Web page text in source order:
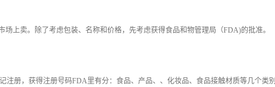
上卖。除了考虑包装、名称和价格，先考虑获得食品和物管理局（FDA)的批准。
册，获得注册号码FDA里有分：食品、产品、、化妆品、食品接触材质等几个类别